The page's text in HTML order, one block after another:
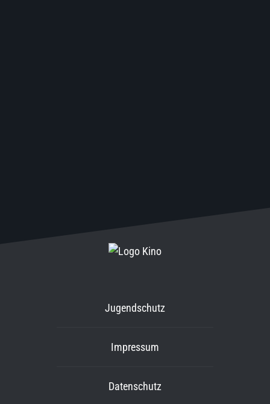
Jugendschutz
Impressum
Datenschutz